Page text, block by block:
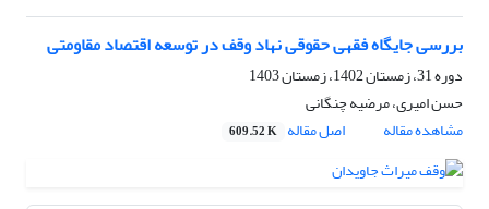
بررسی جایگاه فقهی حقوقی نهاد وقف در توسعه اقتصاد مقاومتی
دوره 31، زمستان 1402، زمستان 1403
حسن امیری، مرضیه چنگانی
مشاهده مقاله
اصل مقاله 609.52 K